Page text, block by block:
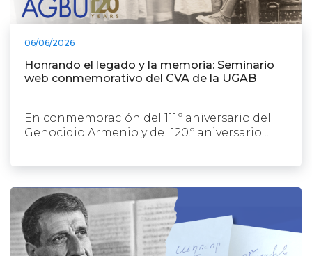
06/06/2026
Honrando el legado y la memoria: Seminario
web conmemorativo del CVA de la UGAB
En conmemoración del 111.º aniversario del
Genocidio Armenio y del 120.º aniversario ...